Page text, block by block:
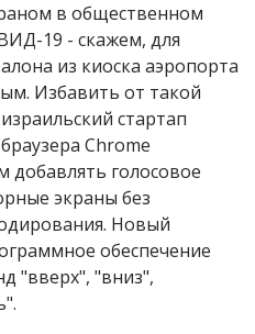
в общественном
19 - скажем, для
из киоска аэропорта
Избавить от такой
стартап
Chrome
добавлять голосовое
экраны без
Новый
обеспечение
"вверх", "вниз",